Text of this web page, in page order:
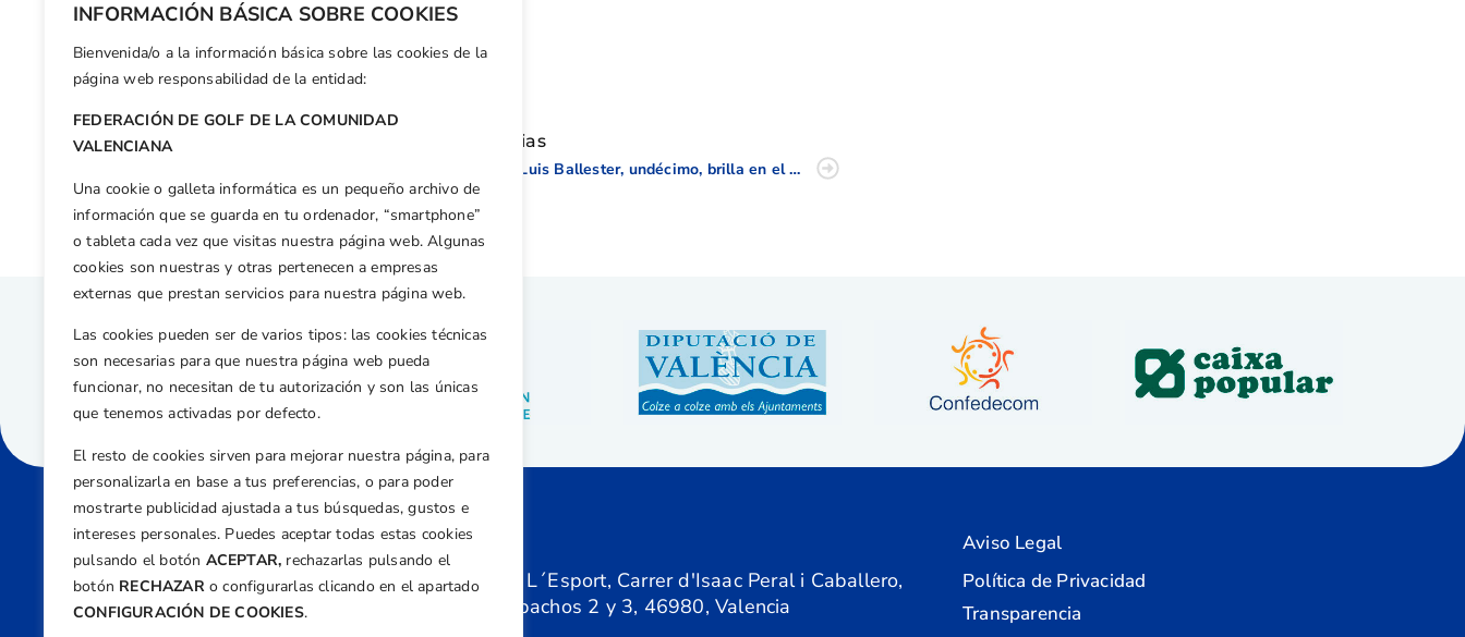
INFORMACIÓN BÁSICA SOBRE COOKIES
Bienvenida/o a la información básica sobre las cookies de la
página web responsabilidad de la entidad:
FEDERACIÓN DE GOLF DE LA COMUNIDAD
VALENCIANA
Una cookie o galleta informática es un pequeño archivo de
información que se guarda en tu ordenador, “smartphone”
o tableta cada vez que visitas nuestra página web. Algunas
cookies son nuestras y otras pertenecen a empresas
externas que prestan servicios para nuestra página web.
Las cookies pueden ser de varios tipos: las cookies técnicas
son necesarias para que nuestra página web pueda
funcionar, no necesitan de tu autorización y son las únicas
que tenemos activadas por defecto.
El resto de cookies sirven para mejorar nuestra página, para
personalizarla en base a tus preferencias, o para poder
mostrarte publicidad ajustada a tus búsquedas, gustos e
intereses personales. Puedes aceptar todas estas cookies
pulsando el botón ACEPTAR, rechazarlas pulsando el
botón RECHAZARo configurarlas clicando en el apartado
CONFIGURACIÓN DE COOKIES.
Facebook
X WhatsApp
LinkedIn
Email
Otras noticias
José Luis Ballester, undécimo, brilla en el McGregor Trophy, Internacional de Inglaterra Sub 16
Centre de L´Esport, Carrer d'Isaac Peral i Caballero,
Nº 5, Despachos 2 y 3, 46980, Valencia
Aviso Legal
Política de Privacidad
Transparencia